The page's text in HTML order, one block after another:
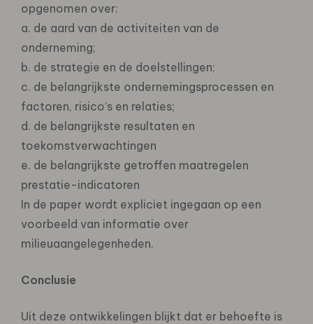
opgenomen over:
a. de aard van de activiteiten van de
onderneming;
b. de strategie en de doelstellingen;
c. de belangrijkste ondernemingsprocessen en
factoren, risico’s en relaties;
d. de belangrijkste resultaten en
toekomstverwachtingen
e. de belangrijkste getroffen maatregelen
prestatie-indicatoren
In de paper wordt expliciet ingegaan op een
voorbeeld van informatie over
milieuaangelegenheden.
Conclusie
Uit deze ontwikkelingen blijkt dat er behoefte is